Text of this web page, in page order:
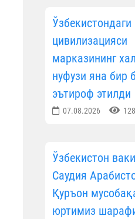
цивилизацияси
марказининг
нуфузи яна бир
эътироф этилди
07.08.2026
Ўзбекистон
Саудия
Қуръон
юртимиз